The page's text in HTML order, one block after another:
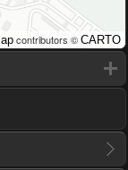
contributors © CARTO